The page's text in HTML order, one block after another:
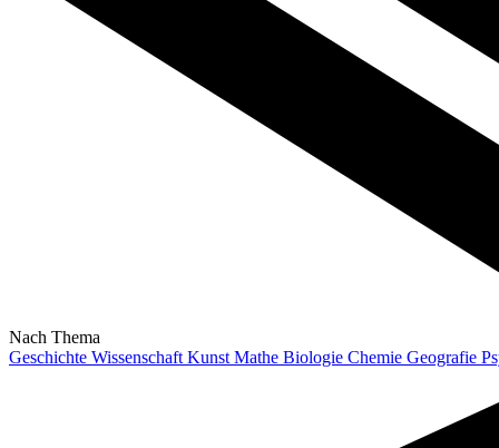
Nach Thema
Geschichte Wissenschaft Kunst Mathe Biologie Chemie Geografie